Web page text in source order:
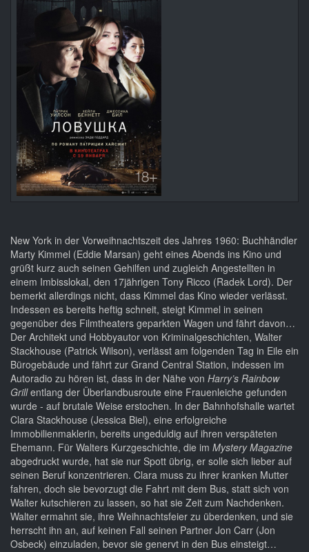
New York in der Vorweihnachtszeit des Jahres 1960: Buchhändler
Marty Kimmel (Eddie Marsan) geht eines Abends ins Kino und
grüßt kurz auch seinen Gehilfen und zugleich Angestellten in
einem Imbisslokal, den 17jährigen Tony Ricco (Radek Lord). Der
bemerkt allerdings nicht, dass Kimmel das Kino wieder verlässt.
Indessen es bereits heftig schneit, steigt Kimmel in seinen
gegenüber des Filmtheaters geparkten Wagen und fährt davon…
Der Architekt und Hobbyautor von Kriminalgeschichten, Walter
Stackhouse (Patrick Wilson), verlässt am folgenden Tag in Eile ein
Bürogebäude und fährt zur Grand Central Station, indessen im
Autoradio zu hören ist, dass in der Nähe von Harry’s Rainbow
Grillentlang der Überlandbusroute eine Frauenleiche gefunden
wurde - auf brutale Weise erstochen. In der Bahnhofshalle wartet
Clara Stackhouse (Jessica Biel), eine erfolgreiche
Immobilienmaklerin, bereits ungeduldig auf ihren verspäteten
Ehemann. Für Walters Kurzgeschichte, die im Mystery Magazine
abgedruckt wurde, hat sie nur Spott übrig, er solle sich lieber auf
seinen Beruf konzentrieren. Clara muss zu ihrer kranken Mutter
fahren, doch sie bevorzugt die Fahrt mit dem Bus, statt sich von
Walter kutschieren zu lassen, so hat sie Zeit zum Nachdenken.
Walter ermahnt sie, ihre Weihnachtsfeier zu überdenken, und sie
herrscht ihn an, auf keinen Fall seinen Partner Jon Carr (Jon
Osbeck) einzuladen, bevor sie genervt in den Bus einsteigt…